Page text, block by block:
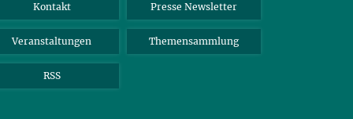
Kontakt Presse Newsletter
Veranstaltungen Themensammlung
RSS